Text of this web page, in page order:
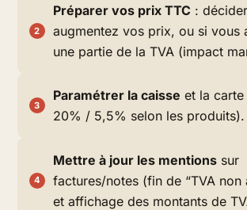
Préparer vos prix TTC :
augmentez vos prix, ou si vous
une partie de la TVA (impact
Paramétrer la caisse et la
20% / 5,5% selon les produits).
Mettre à jour les mentions sur
factures/notes (fin de “TVA
et affichage des montants de